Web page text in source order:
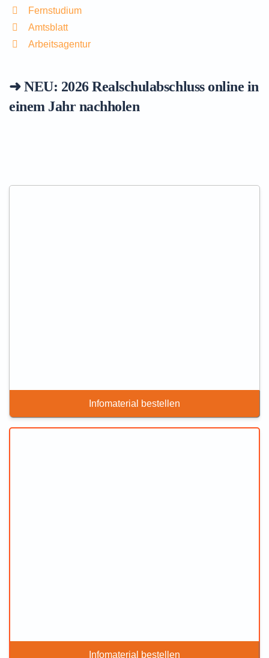
Fernstudium
Amtsblatt
Arbeitsagentur
➜ NEU: 2026Realschulabschluss online in
einem Jahr nachholen
Infomaterial bestellen
Infomaterial bestellen